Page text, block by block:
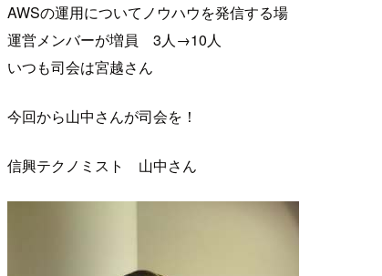
AWSの運用についてノウハウを発信する場
運営メンバーが増員 3人→10人
いつも司会は宮越さん
今回から山中さんが司会を！
信興テクノミスト 山中さん